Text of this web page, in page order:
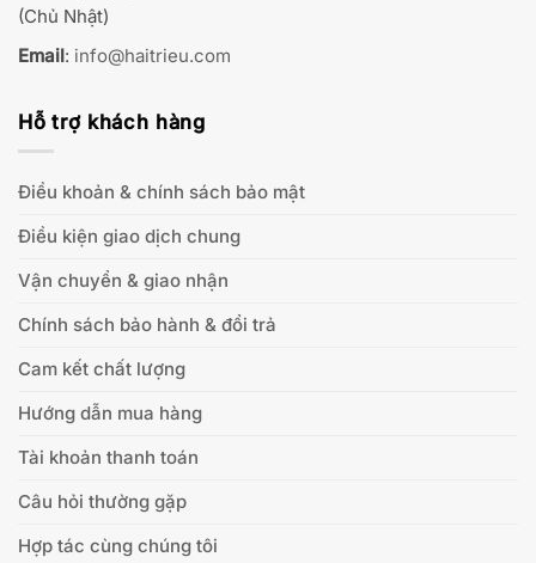
(Chủ Nhật)
Email: info@haitrieu.com
Hỗ trợ khách hàng
Điều khoản & chính sách bảo mật
Điều kiện giao dịch chung
Vận chuyển & giao nhận
Chính sách bảo hành & đổi trả
Cam kết chất lượng
Hướng dẫn mua hàng
Tài khoản thanh toán
Câu hỏi thường gặp
Hợp tác cùng chúng tôi